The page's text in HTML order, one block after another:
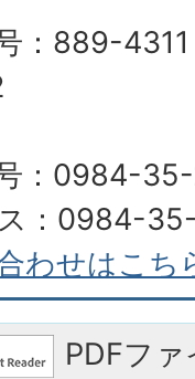
：889-
：0984-
：0984-
わせはこち
PDFフ